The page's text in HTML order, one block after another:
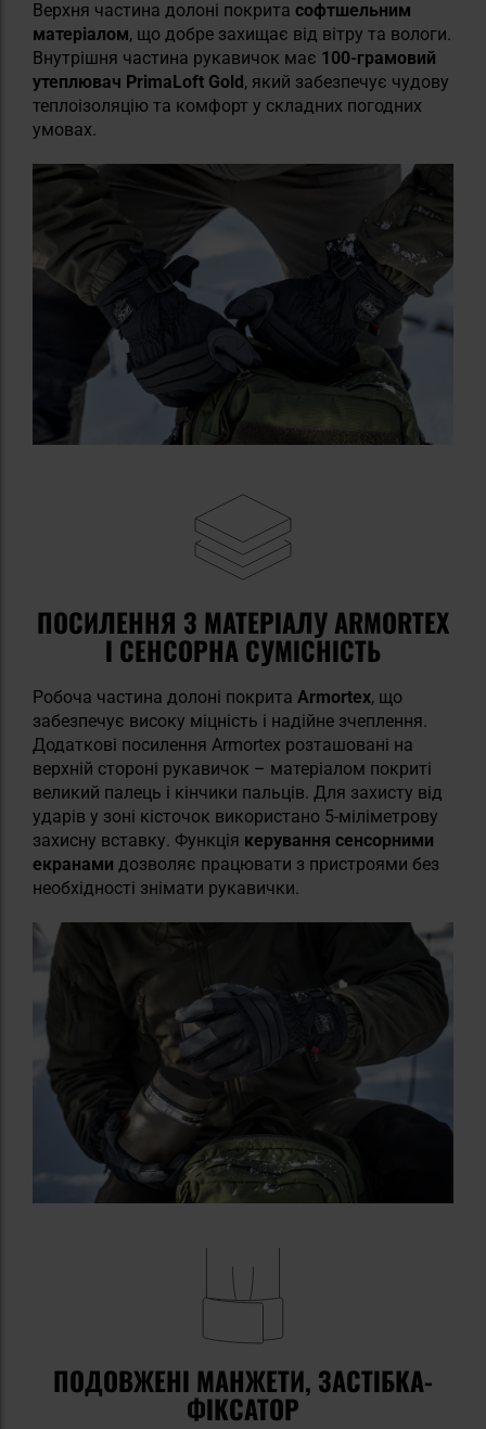
Верхня частина долоні покрита софтшельним
матеріалом, що добре захищає від вітру та вологи.
Внутрішня частина рукавичок має 100-грамовий
утеплювач PrimaLoft Gold, який забезпечує чудову
теплоізоляцію та комфорт у складних погодних
умовах.
ПОСИЛЕННЯ З МАТЕРІАЛУ ARMORTEX
І СЕНСОРНА СУМІСНІСТЬ
Робоча частина долоні покрита Armortex, що
забезпечує високу міцність і надійне зчеплення.
Додаткові посилення Armortex розташовані на
верхній стороні рукавичок – матеріалом покриті
великий палець і кінчики пальців. Для захисту від
ударів у зоні кісточок використано 5-міліметрову
захисну вставку. Функція керування сенсорними
екранами дозволяє працювати з пристроями без
необхідності знімати рукавички.
ПОДОВЖЕНІ МАНЖЕТИ, ЗАСТІБКА-
ФІКСАТОР